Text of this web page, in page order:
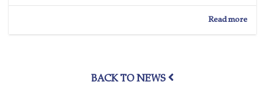
Read more
کابل؛
BACK TO NEWS